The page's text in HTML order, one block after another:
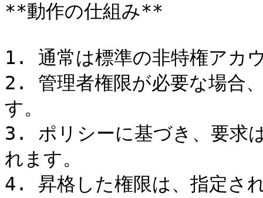
**動作の仕組み**
1. 通常は標準の非特権アカ
2. 管理者権限が必要な場合
す。
3. ポリシーに基づき、要求
れます。
4. 昇格した権限は、指定さ